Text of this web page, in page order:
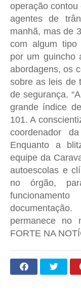
operação
agentes de
manhã, mas de
com algum tipo
por um guincho
abordagens, os
sobre as leis de
de segurança.
grande índice
101. A
coordenador
Enquanto a
equipe da
autoescolas e
no órgão,
permanece no
FORTE NA